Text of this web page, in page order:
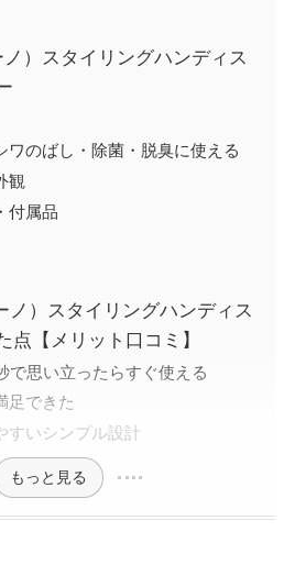
ノ）スタイリングハンディス
ワのばし・除菌・脱臭に使える
観
付属品
ノ）スタイリングハンディス
点【メリット口コミ】
で思い立ったらすぐ使える
足できた
いシンプル設計
もっと見る